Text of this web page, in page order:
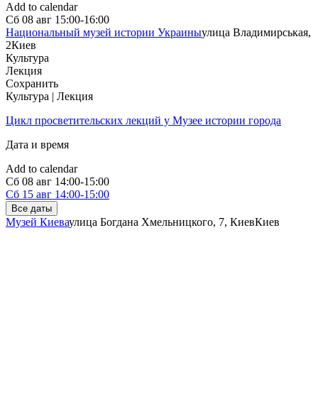
Add to calendar
Сб 08 авг 15:00-16:00
Национальный музей истории Украиныулица Владимирськая,
2Киев
Культура
Лекция
Сохранить
Культура | Лекция
Цикл просветительских лекций у Музее истории города
Дата и время
Add to calendar
Сб 08 авг 14:00-15:00
Сб 15 авг 14:00-15:00
Все даты
Музей Киеваулица Богдана Хмельницкого, 7, КиевКиев